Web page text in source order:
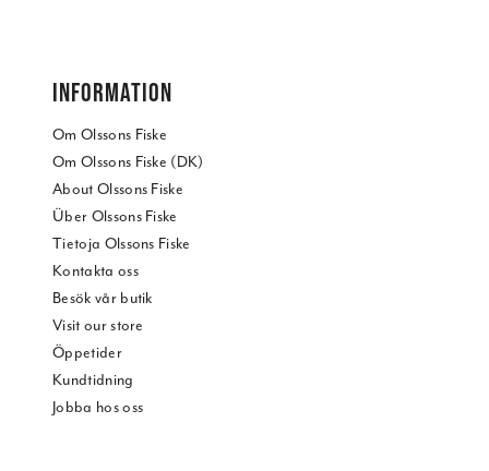
INFORMATION
Om Olssons Fiske
Om Olssons Fiske (DK)
About Olssons Fiske
Über Olssons Fiske
Tietoja Olssons Fiske
Kontakta oss
Besök vår butik
Visit our store
Öppetider
Kundtidning
Jobba hos oss